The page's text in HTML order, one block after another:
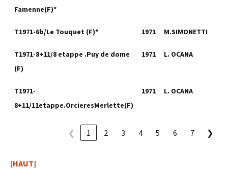
Famenne(F)*
T1971-6b/Le Touquet (F)* 1971 M.SIMONETTI
T1971-8+11/8 etappe .Puy de dome
(F)
1971 L. OCANA
T1971-
8+11/11etappe.OrcieresMerlette(F)
1971 L. OCANA
❮ 1 2 3 4 5 6 7 ❯
[HAUT]